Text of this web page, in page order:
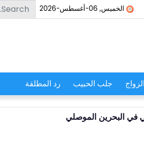
الخميس, 06-أغسطس-2026 Search for:
جلب الحبيب رد المطلقة
في البحرين الموصلي